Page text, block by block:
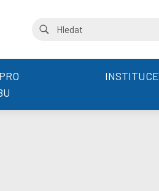
INSTITUCE